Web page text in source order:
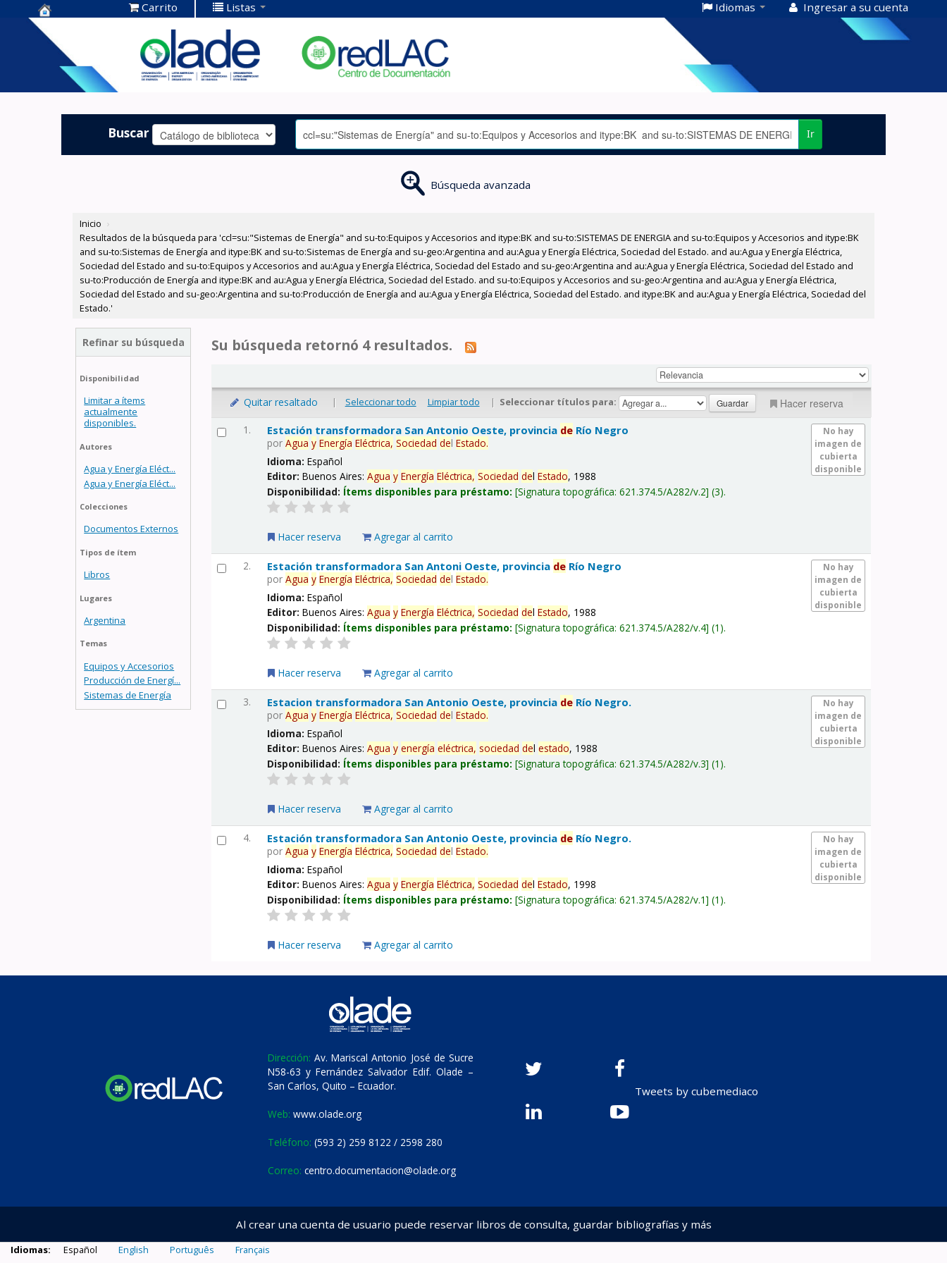
Centro de
Documentación
OLADE -
Carrito Listas Idiomas Ingresar a su cuenta
Buscar Ir
Búsqueda avanzada
Inicio ›
Resultados de la búsqueda para 'ccl=su:"Sistemas de Energía" and su-to:Equipos y Accesorios and itype:BK and su-to:SISTEMAS DE ENERGIA and su-to:Equipos y Accesorios and itype:BK
and su-to:Sistemas de Energía and itype:BK and su-to:Sistemas de Energía and su-geo:Argentina and au:Agua y Energía Eléctrica, Sociedad del Estado. and au:Agua y Energía Eléctrica,
Sociedad del Estado and su-to:Equipos y Accesorios and au:Agua y Energía Eléctrica, Sociedad del Estado and su-geo:Argentina and au:Agua y Energía Eléctrica, Sociedad del Estado and
su-to:Producción de Energía and itype:BK and au:Agua y Energía Eléctrica, Sociedad del Estado. and su-to:Equipos y Accesorios and su-geo:Argentina and au:Agua y Energía Eléctrica,
Sociedad del Estado and su-geo:Argentina and su-to:Producción de Energía and au:Agua y Energía Eléctrica, Sociedad del Estado. and itype:BK and au:Agua y Energía Eléctrica, Sociedad del
Estado.'
Refinar su búsqueda
Disponibilidad
Limitar a ítems
actualmente
disponibles.
Autores
Agua y Energía Eléct...
Agua y Energía Eléct...
Colecciones
Documentos Externos
Tipos de ítem
Libros
Lugares
Argentina
Temas
Equipos y Accesorios
Producción de Energí...
Sistemas de Energía
Su búsqueda retornó 4 resultados.
Quitar resaltado | Seleccionar todo Limpiar todo | Seleccionar títulos para: Hacer reserva
1.
No hay
imagen de
cubierta
disponible
Estación transformadora San Antonio Oeste, provincia de Río Negro
porAgua y Energía Eléctrica, Sociedad delEstado.
Idioma:Español
Editor:Buenos Aires:Agua y Energía Eléctrica, Sociedad delEstado, 1988
Disponibilidad: Ítems disponibles para préstamo: Signatura topográfica:621.374.5/A282/v.2 (3).
Hacer reserva Agregar al carrito
2.
No hay
imagen de
cubierta
disponible
Estación transformadora San Antoni Oeste, provincia de Río Negro
porAgua y Energía Eléctrica, Sociedad delEstado.
Idioma:Español
Editor:Buenos Aires:Agua y Energía Eléctrica, Sociedad delEstado, 1988
Disponibilidad: Ítems disponibles para préstamo: Signatura topográfica:621.374.5/A282/v.4 (1).
Hacer reserva Agregar al carrito
3.
No hay
imagen de
cubierta
disponible
Estacion transformadora San Antonio Oeste, provincia de Río Negro.
porAgua y Energía Eléctrica, Sociedad delEstado.
Idioma:Español
Editor:Buenos Aires:Agua y energía eléctrica, sociedad delestado, 1988
Disponibilidad: Ítems disponibles para préstamo: Signatura topográfica:621.374.5/A282/v.3 (1).
Hacer reserva Agregar al carrito
4.
No hay
imagen de
cubierta
disponible
Estación transformadora San Antonio Oeste, provincia de Río Negro.
porAgua y Energía Eléctrica, Sociedad delEstado.
Idioma:Español
Editor:Buenos Aires:Agua y Energía Eléctrica, Sociedad delEstado, 1998
Disponibilidad: Ítems disponibles para préstamo: Signatura topográfica:621.374.5/A282/v.1 (1).
Hacer reserva Agregar al carrito
Dirección: Av. Mariscal Antonio José de Sucre
N58-63 y Fernández Salvador Edif. Olade –
San Carlos, Quito – Ecuador.
Web: www.olade.org
Teléfono: (593 2) 259 8122 / 2598 280
Correo: centro.documentacion@olade.org
Tweets by cubemediaco
Al crear una cuenta de usuario puede reservar libros de consulta, guardar bibliografías y más
Idiomas: Español English Português Français